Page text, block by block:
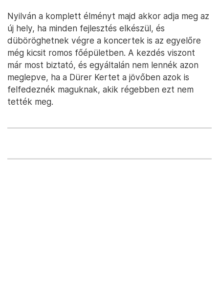
Nyilván a komplett élményt majd akkor adja meg az
új hely, ha minden fejlesztés elkészül, és
düböröghetnek végre a koncertek is az egyelőre
még kicsit romos főépületben. A kezdés viszont
már most biztató, és egyáltalán nem lennék azon
meglepve, ha a Dürer Kertet a jövőben azok is
felfedeznék maguknak, akik régebben ezt nem
tették meg.